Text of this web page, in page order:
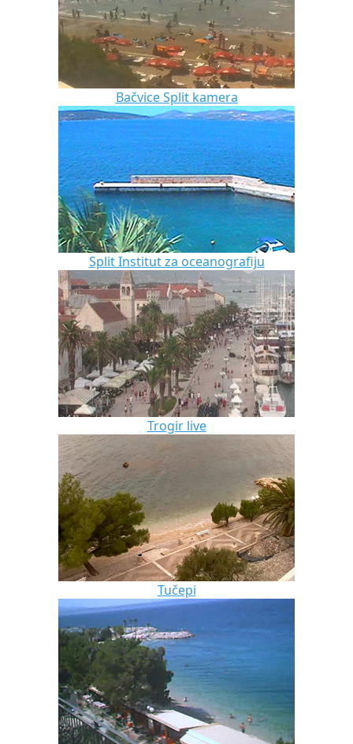
Bačvice Split kamera
Split Institut za oceanografiju
Trogir live
Tučepi